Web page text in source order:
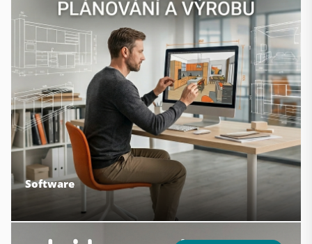
Software